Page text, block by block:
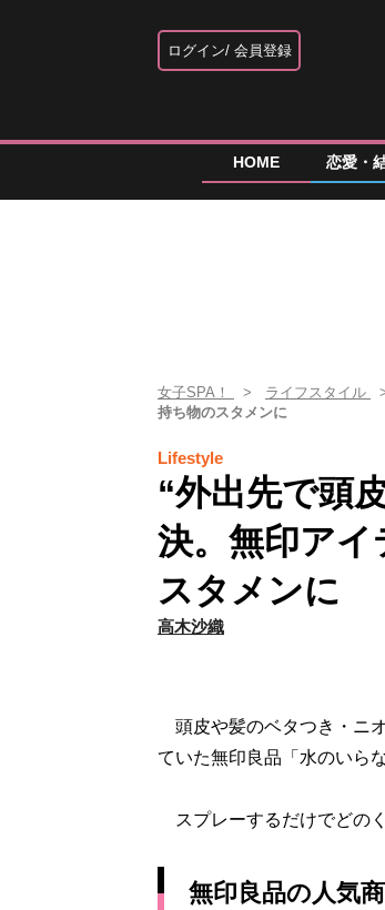
ログイン 会員登録
HOME 恋愛・
女子SPA！ ライフスタイル
持ち物のスタメンに
Lifestyle
“外出先で頭
決。無印ア
スタメンに
高木沙織
頭皮や髪のベタつき・ニ
ていた無印良品「水のいら
スプレーするだけでどの
無印良品の人気